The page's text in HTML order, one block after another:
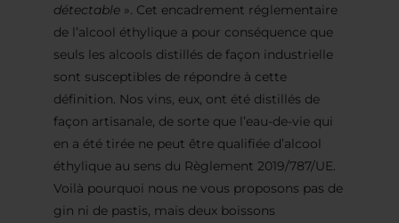
détectable ». Cet encadrement réglementaire
de l’alcool éthylique a pour conséquence que
seuls les alcools distillés de façon industrielle
sont susceptibles de répondre à cette
définition. Nos vins, eux, ont été distillés de
façon artisanale, de sorte que l’eau-de-vie qui
en a été tirée ne peut être qualifiée d’alcool
éthylique au sens du Règlement 2019/787/UE.
Voilà pourquoi nous ne vous proposons pas de
gin ni de pastis, mais deux boissons